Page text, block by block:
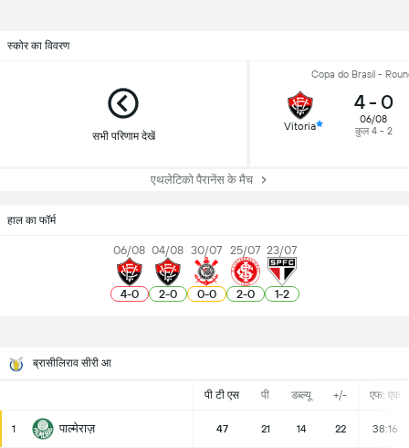
स्कोर का विवरण
सभी परिणाम देखें
Copa do Brasil -
Vitoria
4- 0
06/08
कुल 4 - 2
एथलेटिको पैरानेंस के मैच
हाल का फॉर्म
06/08
4-0
04/08
2-0
30/07
0-0
25/07
2-0
23/07
1-2
ब्रासीलिराव सीरी आ
पी टी एस पी डब्ल्यू +/- एफ: एक
1 पाल्मेराज़ 47 21 14 22 38:16